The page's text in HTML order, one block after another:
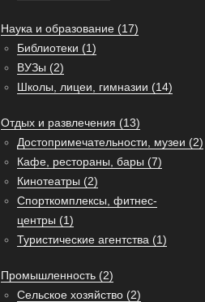
Наука и образование (17)
Библиотеки (1)
ВУЗы (2)
Школы, лицеи, гимназии (14)
Отдых и развлечения (13)
Достопримечательности, музеи (2)
Кафе, рестораны, бары (7)
Кинотеатры (2)
Спорткомплексы, фитнес-
центры (1)
Туристические агентства (1)
Промышленность (2)
Сельское хозяйство (2)